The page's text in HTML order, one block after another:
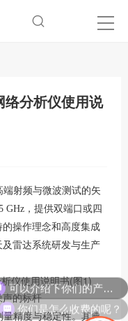
络分析仪使用说
射频与微波测试的矢
GHz ，提供双端口或四
操作理念和高度集成
雷达系统研发与生产
声的标杆
精度与稳定性。其典
可以介绍下你们的产品么？
你们是怎么收费的呢？